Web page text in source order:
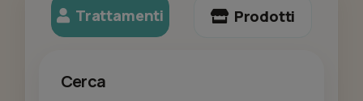
Trattamenti Prodotti
Cerca